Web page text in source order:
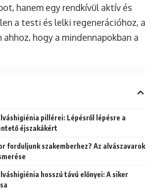
hanem egy rendkívül aktív és
a testi és lelki regenerációhoz, a
hogy a mindennapokban a
pillérei: Lépésről lépésre a
éjszakákért
forduljunk szakemberhez? Az alvászavarok
hosszú távú előnyei: A siker